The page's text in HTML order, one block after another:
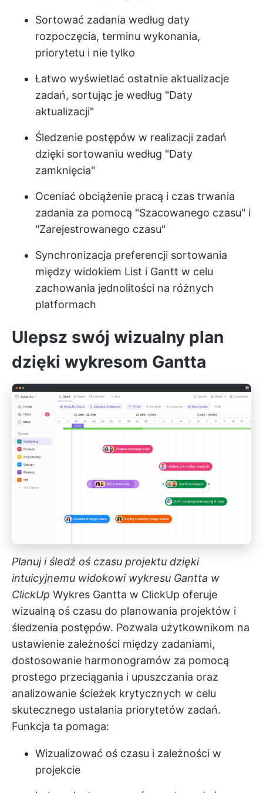
Sortować zadania według daty
rozpoczęcia, terminu wykonania,
priorytetu i nie tylko
Łatwo wyświetlać ostatnie aktualizacje
zadań, sortując je według "Daty
aktualizacji"
Śledzenie postępów w realizacji zadań
dzięki sortowaniu według "Daty
zamknięcia"
Oceniać obciążenie pracą i czas trwania
zadania za pomocą "Szacowanego czasu" i
"Zarejestrowanego czasu"
Synchronizacja preferencji sortowania
między widokiem List i Gantt w celu
zachowania jednolitości na różnych
platformach
Ulepsz swój wizualny plan
dzięki wykresom Gantta
Planuj i śledź oś czasu projektu dzięki
intuicyjnemu widokowi wykresu Gantta w
ClickUp Wykres Gantta w ClickUp oferuje
wizualną oś czasu do planowania projektów i
śledzenia postępów. Pozwala użytkownikom na
ustawienie zależności między zadaniami,
dostosowanie harmonogramów za pomocą
prostego przeciągania i upuszczania oraz
analizowanie ścieżek krytycznych w celu
skutecznego ustalania priorytetów zadań.
Funkcja ta pomaga:
Wizualizować oś czasu i zależności w
projekcie